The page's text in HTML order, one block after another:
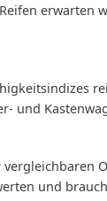
erwarten
und
und